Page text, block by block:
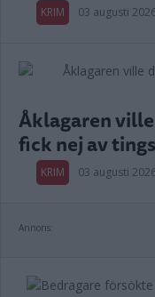
KRIM 03 augusti
Åklagaren
fick nej av
KRIM 03 augusti
Annons: